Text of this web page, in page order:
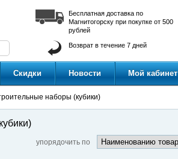
Бесплатная доставка по
Магнитогорску при покупке от 500
рублей
Возврат в течение 7 дней
Скидки Новости Мой кабинет
наборы (кубики)
упорядочить по